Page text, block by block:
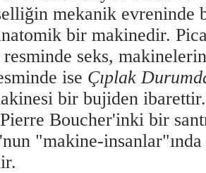
mekanik evreninde
bir makinedir.
resminde seks,
ise Çıplak
bir bujiden
Boucher'inki bir
"makine-